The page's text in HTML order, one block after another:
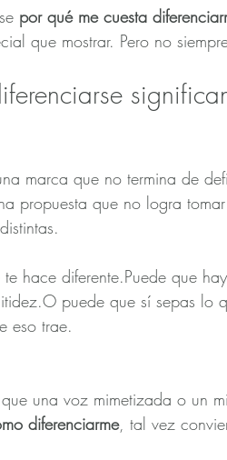
por qué me cuesta
que mostrar. Pero no
marca que no termina de
propuesta que no logra
hace diferente.Puede que
puede que sí sepas lo
eso trae.
una voz mimetizada o un
diferenciarme, tal vez